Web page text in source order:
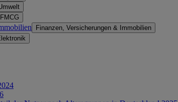
Finanzen, Versicherungen & Immobilien